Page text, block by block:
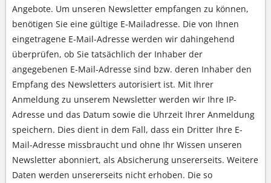
Angebote. Um unseren Newsletter empfangen zu können,
benötigen Sie eine gültige E-Mailadresse. Die von Ihnen
eingetragene E-Mail-Adresse werden wir dahingehend
überprüfen, ob Sie tatsächlich der Inhaber der
angegebenen E-Mail-Adresse sind bzw. deren Inhaber den
Empfang des Newsletters autorisiert ist. Mit Ihrer
Anmeldung zu unserem Newsletter werden wir Ihre IP-
Adresse und das Datum sowie die Uhrzeit Ihrer Anmeldung
speichern. Dies dient in dem Fall, dass ein Dritter Ihre E-
Mail-Adresse missbraucht und ohne Ihr Wissen unseren
Newsletter abonniert, als Absicherung unsererseits. Weitere
Daten werden unsererseits nicht erhoben. Die so